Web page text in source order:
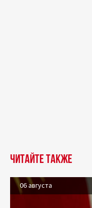
Читайте также
06 августа